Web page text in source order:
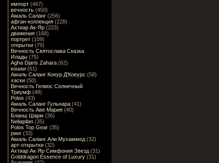
импорт (467)
вечность (450)
Амаль Саланг (256)
афган-коллекция (228)
Ахтиар Ак-Яр (223)
движения (168)
портрет (109)
открытки (79)
Вечность Святослава Сказка
Илады (75)
Agha Djaris Zahara (62)
кошки (61)
Амаль Саланг Коеур Д'Коеурс (58)
хаски (50)
Вечность Гелиос Солнечный
Триумф (48)
Polos (43)
Амаль Саланг Гульнара (41)
Вечность Аве Мария (40)
Бланш Шарм (36)
Neliapilan (35)
Polos Top Gear (35)
ринг (33)
Амаль Саланг Али Мухаммед (32)
арт-открытки (32)
Ахтиар Ак-Яр Симфония Звезд (31)
Golddragon Essence of Luxury (31)